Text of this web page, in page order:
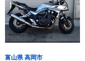
富山県 高岡市